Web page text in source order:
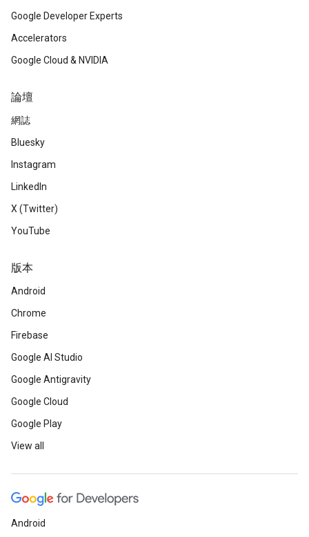
Google Developer Experts
Accelerators
Google Cloud & NVIDIA
論壇
網誌
Bluesky
Instagram
LinkedIn
X (Twitter)
YouTube
版本
Android
Chrome
Firebase
Google AI Studio
Google Antigravity
Google Cloud
Google Play
View all
Android